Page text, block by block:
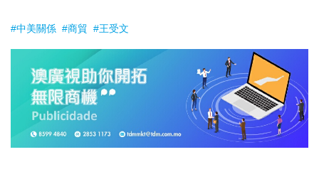
#中美關係 #商貿 #王受文